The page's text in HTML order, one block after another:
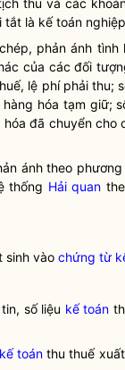
thu và các
tắt là kế toán
phản ánh tình
của các đối
lệ phí phải thu;
hóa tạm giữ;
đã chuyển cho
ánh theo
thống Hải quan
sinh vào chứng từ
số liệu kế toán
kế toánthu thuế